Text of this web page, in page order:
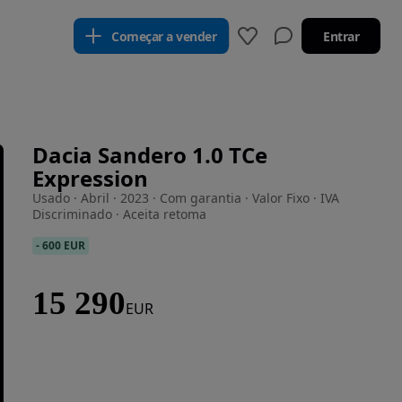
Começar a vender Entrar
Dacia Sandero 1.0 TCe
Expression
Usado · Abril · 2023 · Com garantia · Valor Fixo · IVA
Discriminado · Aceita retoma
-600 EUR
15 290EUR